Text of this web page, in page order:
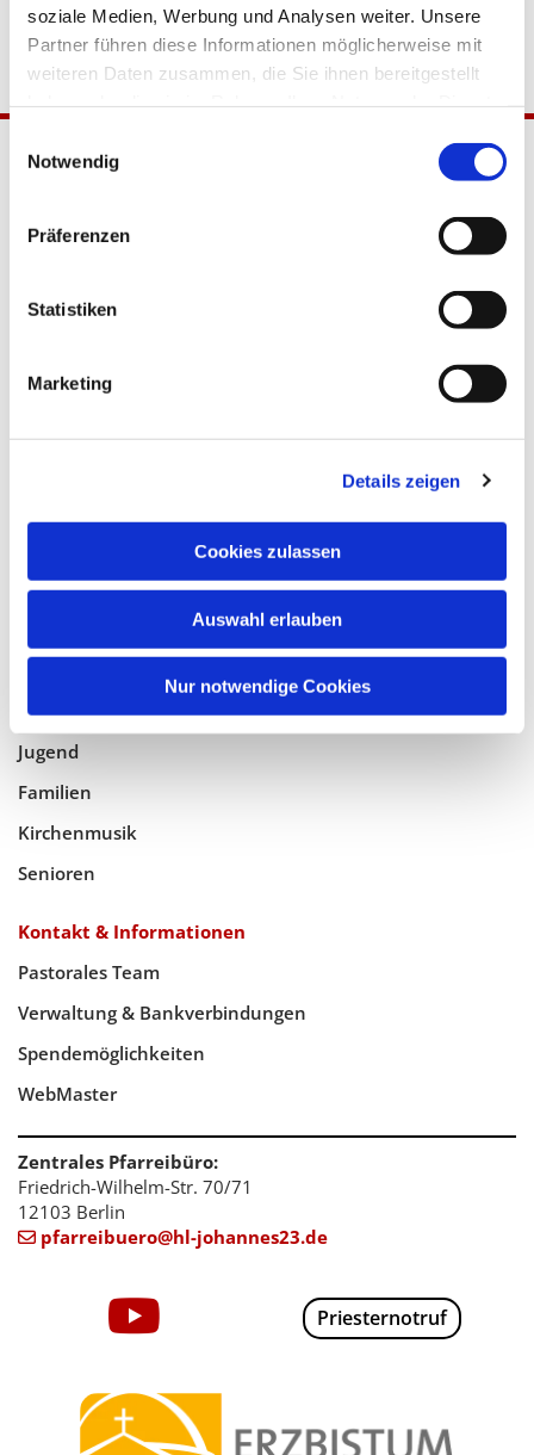
soziale Medien, Werbung und Analysen weiter. Unsere
Partner führen diese Informationen möglicherweise mit
weiteren Daten zusammen, die Sie ihnen bereitgestellt
Notwendig
Präferenzen
Statistiken
Marketing
Details zeigen
Cookies zulassen
Auswahl erlauben
Nur notwendige Cookies
Tempelhof-Buckow
Gottesdienste
Taufe, Kommunion & Trauung
Pfarreileben
Jugend
Familien
Kirchenmusik
Senioren
Kontakt & Informationen
Pastorales Team
Verwaltung & Bankverbindungen
Spendemöglichkeiten
WebMaster
Zentrales Pfarreibüro:
Friedrich-Wilhelm-Str. 70/71
12103 Berlin
 pfarreibuero@hl-johannes23.de
Priesternotruf